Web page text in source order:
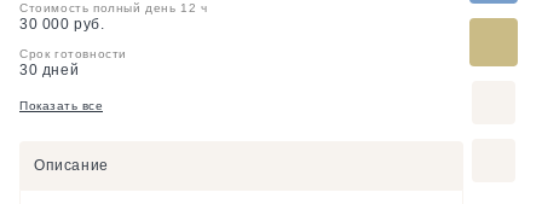
Стоимость полный день 12 ч
30 000 руб.
Срок готовности
30 дней
Показать все
Описание